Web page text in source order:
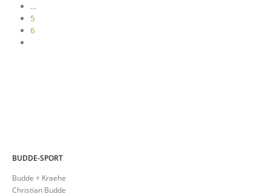
…
5
6
BUDDE-SPORT
Budde + Kraehe
Christian Budde